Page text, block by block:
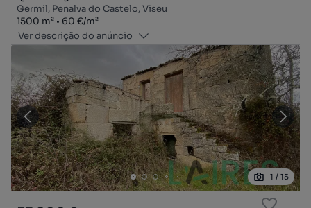
Germil, Penalva do Castelo, Viseu
Zona
1500 m²
Preço por metro quadrado
60 €/m²
Ver descrição do anúncio
1 / 15